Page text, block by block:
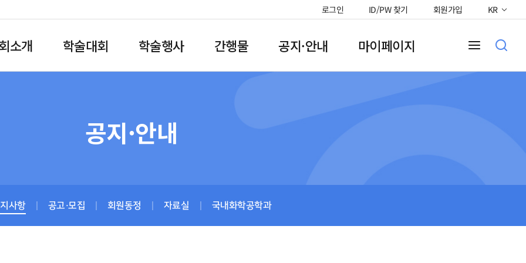
로그인 ID/PW 찾기 회원가입 KR
소개 학술대회 학술행사 간행물 공지·안내 마이페이지
공지·안내
사항 공고·모집 회원동정 자료실 국내화학공학과